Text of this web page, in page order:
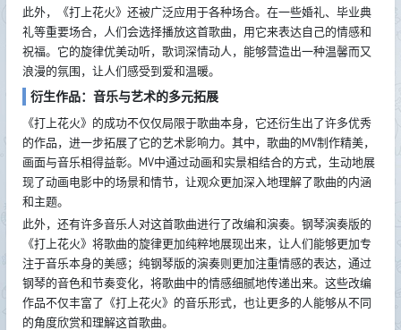
此外，《打上花火》还被广泛应用于各种场合。在一些婚礼、毕业典
礼等重要场合，人们会选择播放这首歌曲，用它来表达自己的情感和
祝福。它的旋律优美动听，歌词深情动人，能够营造出一种温馨而又
浪漫的氛围，让人们感受到爱和温暖。
衍生作品：音乐与艺术的多元拓展
《打上花火》的成功不仅仅局限于歌曲本身，它还衍生出了许多优秀
的作品，进一步拓展了它的艺术影响力。其中，歌曲的MV制作精美，
画面与音乐相得益彰。MV中通过动画和实景相结合的方式，生动地展
现了动画电影中的场景和情节，让观众更加深入地理解了歌曲的内涵
和主题。
此外，还有许多音乐人对这首歌曲进行了改编和演奏。钢琴演奏版的
《打上花火》将歌曲的旋律更加纯粹地展现出来，让人们能够更加专
注于音乐本身的美感；纯钢琴版的演奏则更加注重情感的表达，通过
钢琴的音色和节奏变化，将歌曲中的情感细腻地传递出来。这些改编
作品不仅丰富了《打上花火》的音乐形式，也让更多的人能够从不同
的角度欣赏和理解这首歌曲。